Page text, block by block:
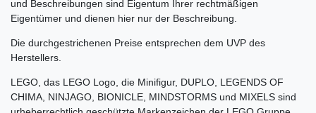
und Beschreibungen sind Eigentum Ihrer rechtmäßigen
Eigentümer und dienen hier nur der Beschreibung.
Die durchgestrichenen Preise entsprechen dem UVP des
Herstellers.
LEGO, das LEGO Logo, die Minifigur, DUPLO, LEGENDS OF
CHIMA, NINJAGO, BIONICLE, MINDSTORMS und MIXELS sind